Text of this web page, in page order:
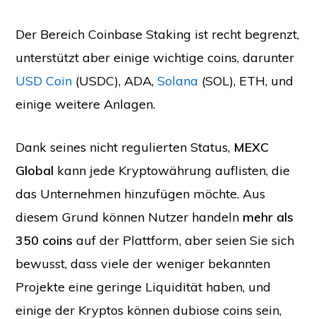
Der Bereich Coinbase Staking ist recht begrenzt,
unterstützt aber einige wichtige coins, darunter
USD Coin (USDC), ADA,Solana (SOL), ETH, und
einige weitere Anlagen.
Dank seines nicht regulierten Status, MEXC
Global kann jede Kryptowährung auflisten, die
das Unternehmen hinzufügen möchte. Aus
diesem Grund können Nutzer handeln mehr als
350 coins auf der Plattform, aber seien Sie sich
bewusst, dass viele der weniger bekannten
Projekte eine geringe Liquidität haben, und
einige der Kryptos können dubiose coins sein,